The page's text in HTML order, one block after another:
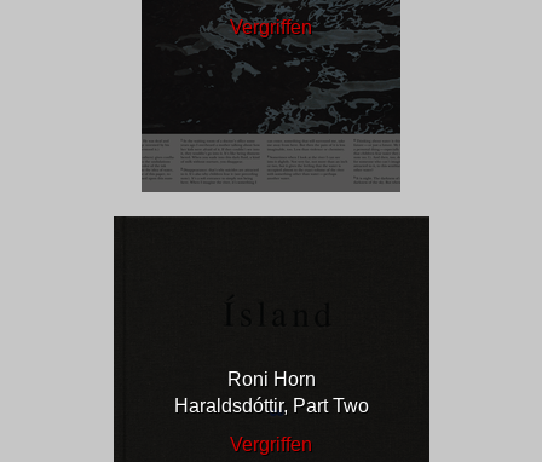
Vergriffen
Roni Horn
Haraldsdóttir, Part Two
Vergriffen